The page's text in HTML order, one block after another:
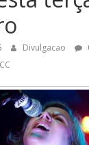
Divulgacao